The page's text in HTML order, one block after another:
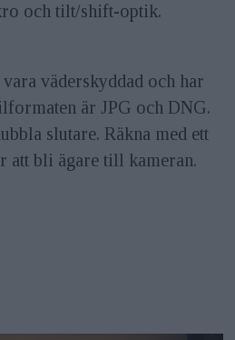
och tilt/shift-optik.
väderskyddad och har
är JPG och DNG.
slutare. Räkna med ett
att bli ägare till kameran.